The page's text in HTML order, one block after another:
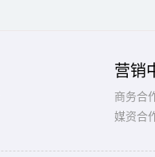
营销
商务合
媒资合